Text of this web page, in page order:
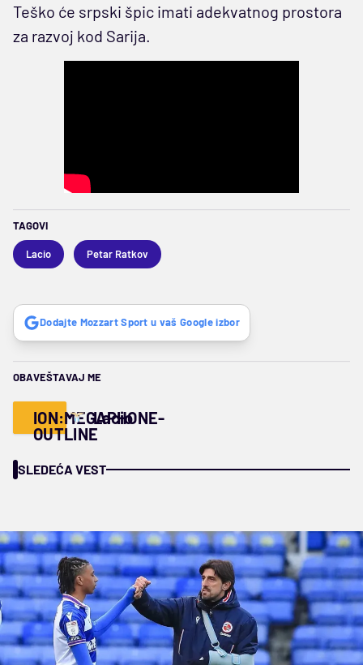
Teško će srpski špic imati adekvatnog prostora
za razvoj kod Sarija.
TAGOVI
Lacio Petar Ratkov
Dodajte Mozzart Sport u vaš Google izbor
OBAVEŠTAVAJ ME
ION:MEGAPHONE-
OUTLINE
Lacio
SLEDEĆA VEST